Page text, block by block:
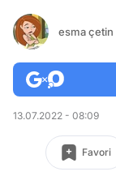
esma çetin
13.07.2022 - 08:09
Favori